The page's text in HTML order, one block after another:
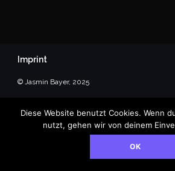
Imprint
© Jasmin Bayer, 2025
Diese Website benutzt Cookies. Wenn
nutzt, gehen wir von deinem
OK